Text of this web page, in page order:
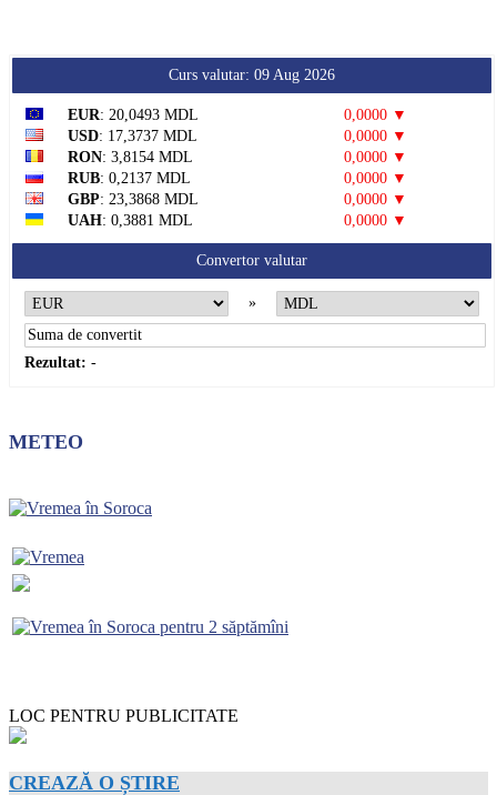
Curs valutar: 09 Aug 2026
EUR: 20,0493 MDL
0,0000 ▼
USD: 17,3737 MDL
0,0000 ▼
RON: 3,8154 MDL
0,0000 ▼
RUB: 0,2137 MDL
0,0000 ▼
GBP: 23,3868 MDL
0,0000 ▼
UAH: 0,3881 MDL 0,0000 ▼
Convertor valutar
»
Rezultat: -
METEO
LOC PENTRU PUBLICITATE
CREAZĂ O ȘTIRE